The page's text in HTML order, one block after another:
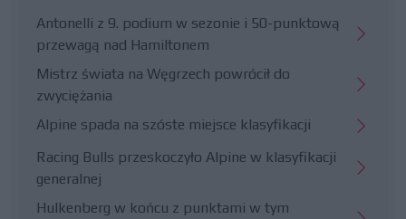
Antonelli z 9. podium w sezonie i 50-punktową
przewagą nad Hamiltonem
Mistrz świata na Węgrzech powrócił do
zwyciężania
Alpine spada na szóste miejsce klasyfikacji
Racing Bulls przeskoczyło Alpine w klasyfikacji
generalnej
Hulkenberg w końcu z punktami w tym